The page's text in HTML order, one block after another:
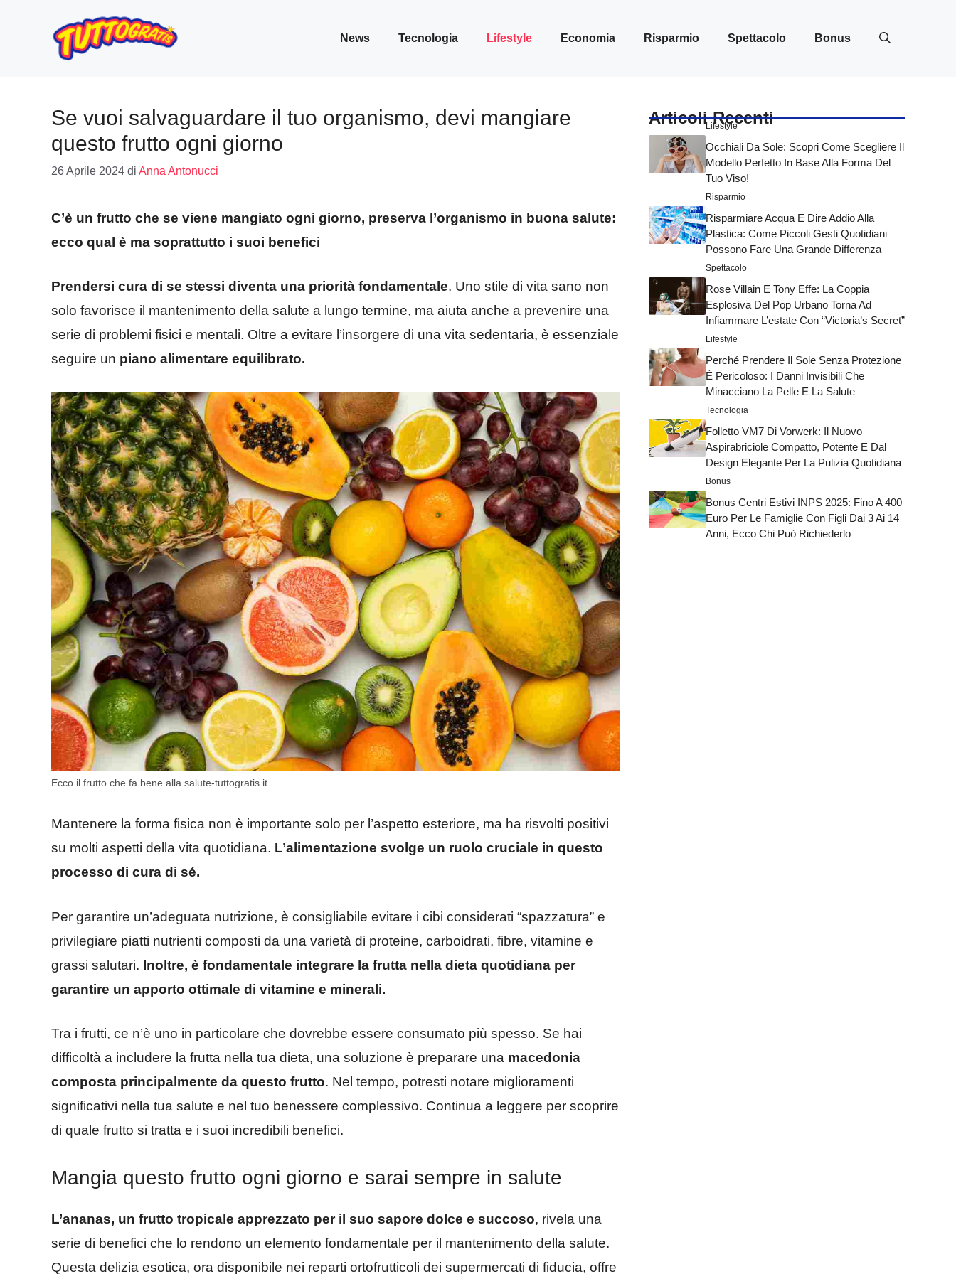
contenuto
News Tecnologia Lifestyle Economia Risparmio Spettacolo Bonus
Se vuoi salvaguardare il tuo organismo, devi mangiare
questo frutto ogni giorno
26 Aprile 2024 di Anna Antonucci
C’è un frutto che se viene mangiato ogni giorno, preserva l’organismo in buona salute:
ecco qual è ma soprattutto i suoi benefici
Prendersi cura di se stessi diventa una priorità fondamentale. Uno stile di vita sano non
solo favorisce il mantenimento della salute a lungo termine, ma aiuta anche a prevenire una
serie di problemi fisici e mentali. Oltre a evitare l’insorgere di una vita sedentaria, è essenziale
seguire un piano alimentare equilibrato.
Ecco il frutto che fa bene alla salute-tuttogratis.it
Mantenere la forma fisica non è importante solo per l’aspetto esteriore, ma ha risvolti positivi
su molti aspetti della vita quotidiana. L’alimentazione svolge un ruolo cruciale in questo
processo di cura di sé.
Per garantire un’adeguata nutrizione, è consigliabile evitare i cibi considerati “spazzatura” e
privilegiare piatti nutrienti composti da una varietà di proteine, carboidrati, fibre, vitamine e
grassi salutari. Inoltre, è fondamentale integrare la frutta nella dieta quotidiana per
garantire un apporto ottimale di vitamine e minerali.
Tra i frutti, ce n’è uno in particolare che dovrebbe essere consumato più spesso. Se hai
difficoltà a includere la frutta nella tua dieta, una soluzione è preparare una macedonia
composta principalmente da questo frutto. Nel tempo, potresti notare miglioramenti
significativi nella tua salute e nel tuo benessere complessivo. Continua a leggere per scoprire
di quale frutto si tratta e i suoi incredibili benefici.
Mangia questo frutto ogni giorno e sarai sempre in salute
L’ananas, un frutto tropicale apprezzato per il suo sapore dolce e succoso, rivela una
serie di benefici che lo rendono un elemento fondamentale per il mantenimento della salute.
Questa delizia esotica, ora disponibile nei reparti ortofrutticoli dei supermercati di fiducia, offre
Articoli Recenti
Lifestyle
Occhiali Da Sole: Scopri Come Scegliere Il
Modello Perfetto In Base Alla Forma Del
Tuo Viso!
Risparmio
Risparmiare Acqua E Dire Addio Alla
Plastica: Come Piccoli Gesti Quotidiani
Possono Fare Una Grande Differenza
Spettacolo
Rose Villain E Tony Effe: La Coppia
Esplosiva Del Pop Urbano Torna Ad
Infiammare L’estate Con “Victoria’s Secret”
Lifestyle
Perché Prendere Il Sole Senza Protezione
È Pericoloso: I Danni Invisibili Che
Minacciano La Pelle E La Salute
Tecnologia
Folletto VM7 Di Vorwerk: Il Nuovo
Aspirabriciole Compatto, Potente E Dal
Design Elegante Per La Pulizia Quotidiana
Bonus
Bonus Centri Estivi INPS 2025: Fino A 400
Euro Per Le Famiglie Con Figli Dai 3 Ai 14
Anni, Ecco Chi Può Richiederlo